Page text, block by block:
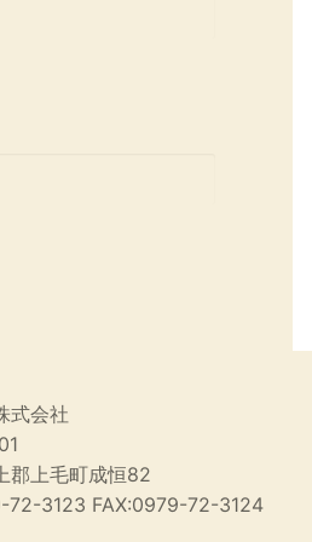
式会社
郡上毛町成恒82
72-3123 FAX:0979-72-3124